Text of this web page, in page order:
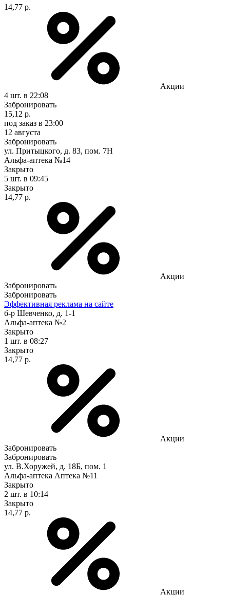
14,77 р.
Акции
4 шт. в 22:08
Забронировать
15,12 р.
под заказ в 23:00
12 августа
Забронировать
ул. Притыцкого, д. 83, пом. 7Н
Альфа-аптека №14
Закрыто
5 шт. в 09:45
Закрыто
14,77 р.
Акции
Забронировать
Забронировать
Эффективная реклама на сайте
б-р Шевченко, д. 1-1
Альфа-аптека №2
Закрыто
1 шт. в 08:27
Закрыто
14,77 р.
Акции
Забронировать
Забронировать
ул. В.Хоружей, д. 18Б, пом. 1
Альфа-аптека Аптека №11
Закрыто
2 шт. в 10:14
Закрыто
14,77 р.
Акции